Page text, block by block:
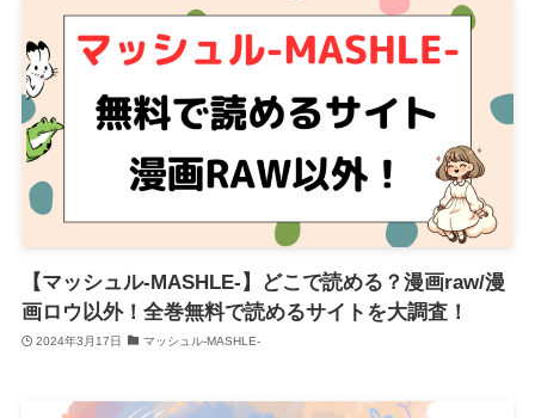
【マッシュル-MASHLE-】どこで読める？漫画raw/漫
画ロウ以外！全巻無料で読めるサイトを大調査！
2024年3月17日 マッシュル-MASHLE-